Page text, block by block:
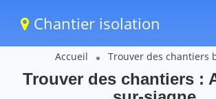
Chantier isolation
Accueil Trouver des chantiers
Trouver des chantiers :